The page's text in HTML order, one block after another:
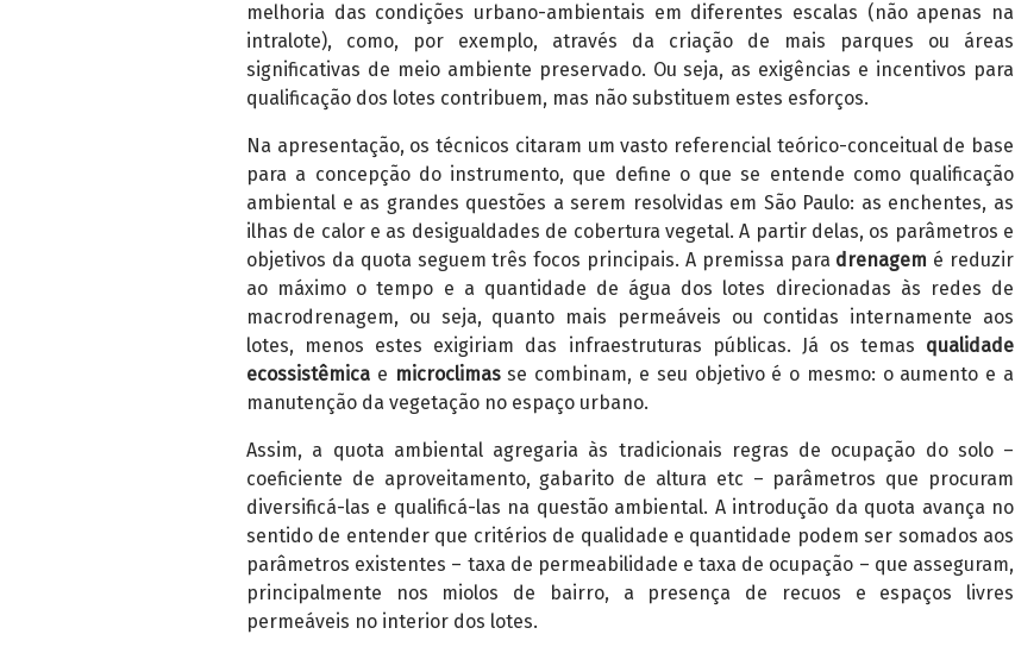
melhoria das condições urbano-ambientais em diferentes escalas (não apenas na
intralote), como, por exemplo, através da criação de mais parques ou áreas
significativas de meio ambiente preservado. Ou seja, as exigências e incentivos para
qualificação dos lotes contribuem, mas não substituem estes esforços.
Na apresentação, os técnicos citaram um vasto referencial teórico-conceitual de base
para a concepção do instrumento, que define o que se entende como qualificação
ambiental e as grandes questões a serem resolvidas em São Paulo: as enchentes, as
ilhas de calor e as desigualdades de cobertura vegetal. A partir delas, os parâmetros e
objetivos da quota seguem três focos principais. A premissa para drenagem é reduzir
ao máximo o tempo e a quantidade de água dos lotes direcionadas às redes de
macrodrenagem, ou seja, quanto mais permeáveis ou contidas internamente aos
lotes, menos estes exigiriam das infraestruturas públicas. Já os temas qualidade
ecossistêmica e microclimasse combinam, e seu objetivo é o mesmo: o aumento e a
manutenção da vegetação no espaço urbano.
Assim, a quota ambiental agregaria às tradicionais regras de ocupação do solo –
coeficiente de aproveitamento, gabarito de altura etc – parâmetros que procuram
diversificá-las e qualificá-las na questão ambiental. A introdução da quota avança no
sentido de entender que critérios de qualidade e quantidade podem ser somados aos
parâmetros existentes – taxa de permeabilidade e taxa de ocupação – que asseguram,
principalmente nos miolos de bairro, a presença de recuos e espaços livres
permeáveis no interior dos lotes.